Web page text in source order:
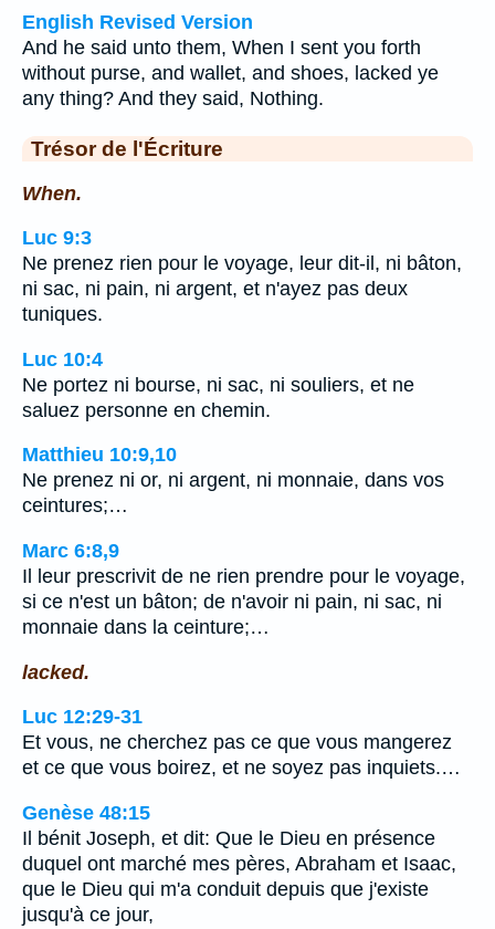
English Revised Version
And he said unto them, When I sent you forth
without purse, and wallet, and shoes, lacked ye
any thing? And they said, Nothing.
Trésor de l'Écriture
When.
Luc 9:3
Ne prenez rien pour le voyage, leur dit-il, ni bâton,
ni sac, ni pain, ni argent, et n'ayez pas deux
tuniques.
Luc 10:4
Ne portez ni bourse, ni sac, ni souliers, et ne
saluez personne en chemin.
Matthieu 10:9,10
Ne prenez ni or, ni argent, ni monnaie, dans vos
ceintures;…
Marc 6:8,9
Il leur prescrivit de ne rien prendre pour le voyage,
si ce n'est un bâton; de n'avoir ni pain, ni sac, ni
monnaie dans la ceinture;…
lacked.
Luc 12:29-31
Et vous, ne cherchez pas ce que vous mangerez
et ce que vous boirez, et ne soyez pas inquiets.…
Genèse 48:15
Il bénit Joseph, et dit: Que le Dieu en présence
duquel ont marché mes pères, Abraham et Isaac,
que le Dieu qui m'a conduit depuis que j'existe
jusqu'à ce jour,